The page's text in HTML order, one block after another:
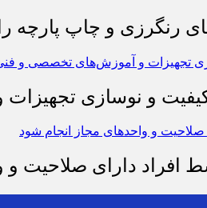
رنگرزی و چاپ پارچه
و نوسازی
افراد دارای صلاحیت